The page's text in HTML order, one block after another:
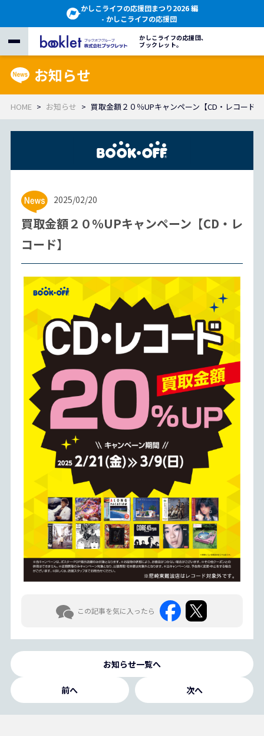
かしこライフの応援団まつり2026 編
- かしこライフの応援団
かしこライフの応援団、
ブックレット。
お知らせ
HOME お知らせ 買取金額２０％UPキャンペーン【CD・レコード】
2025/02/20
買取金額２０％UPキャンペーン【CD・レ
コード】
この記事を気に入ったら
お知らせ一覧へ
前へ 次へ